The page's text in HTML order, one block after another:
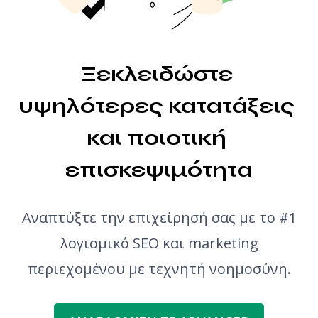
Ξεκλειδώστε
υψηλότερες κατατάξεις
και ποιοτική
επισκεψιμότητα
Αναπτύξτε την επιχείρησή σας με το #1
λογισμικό SEO και marketing
περιεχομένου με τεχνητή νοημοσύνη.